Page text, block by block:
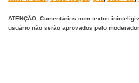
ATENÇÃO: Comentários com textos
usuário não serão aprovados pelo